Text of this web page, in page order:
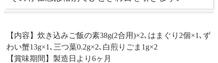
【内容】炊き込みご飯の素38g(2合用)×2､はまぐり2個×1､ず
わい蟹13g×1､三つ葉0.2g×2､白煎りごま1g×2
【賞味期間】製造日より6ヶ月